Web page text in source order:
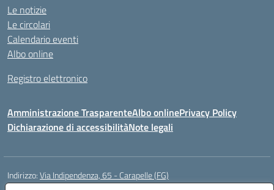
Le notizie
Le circolari
Calendario eventi
Albo online
Registro elettronico
Amministrazione TrasparenteAlbo onlinePrivacy Policy
Dichiarazione di accessibilitàNote legali
Indirizzo:Via Indipendenza, 65 - Carapelle (FG)